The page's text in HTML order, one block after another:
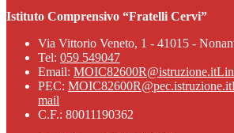
Istituto Comprensivo “Fratelli Cervi”
Via Vittorio Veneto, 1 - 41015 -
Tel: 059 549047
Email: MOIC82600R@istruzione.it
PEC: MOIC82600R@pec.istruzione.it
mail
C.F.: 80011190362